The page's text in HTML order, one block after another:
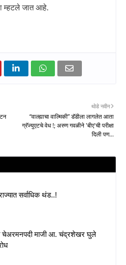
म्हटले जात आहे.
थोडे नवीन
“वाल्ह्याचा वाल्मिकी” डॅडीला लागलेत आता
ग्रॅज्युएटचे वेध !; अरुण गवळीने 'बीए'ची परीक्षा
दिली पण...
सर्वाधिक थंड..!
चेअरमनपदी माजी आ. चंद्रशेखर घुले